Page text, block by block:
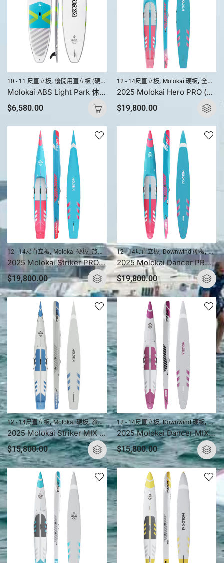
10 - 11 尺直立板, 優閒用直立板 (硬板) 直立板產品,直立板硬板
Molokai ABS Light Park 休閒硬板 10’8″ X 31.4″
$6,580.00
12 - 14尺直立板, Molokai 硬板, 全方位競速直立板 (硬板)
2025 Molokai Hero PRO (全碳纖) 直立板 / 槳板硬板
$19,800.00
12 - 14尺直立板,Molokai 硬板,旅程直立板 (硬板) ,直立板,直立板產品,直立板硬
2025 Molokai Striker PRO (複合碳纖) 直立板 / 槳板硬板
$19,800.00
12 - 14尺直立板,Downwind 硬板,
2025 Molokai Dancer PRO (全碳纖) 直立板 / 槳板硬板
$19,800.00
12 - 14尺直立板,Molokai 硬板,旅程直立板 (硬板) ,直立板,直立板產品,直立板硬
2025 Molokai Striker MIX (複合碳纖) 直立板 / 槳板硬板
$15,800.00
12 - 14尺直立板,Downwind 硬板,
2025 Molokai Dancer MIX (複合碳纖) 直立板 / 槳板硬板
$15,800.00